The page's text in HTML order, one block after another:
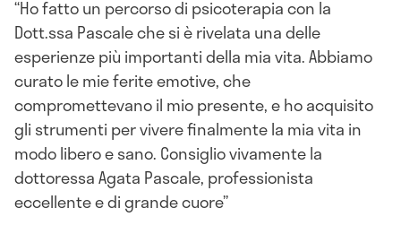
Ho fatto un percorso di psicoterapia con la
Dott.ssa Pascale che si è rivelata una delle
esperienze più importanti della mia vita. Abbiamo
curato le mie ferite emotive, che
compromettevano il mio presente, e ho acquisito
gli strumenti per vivere finalmente la mia vita in
modo libero e sano. Consiglio vivamente la
dottoressa Agata Pascale, professionista
eccellente e di grande cuore